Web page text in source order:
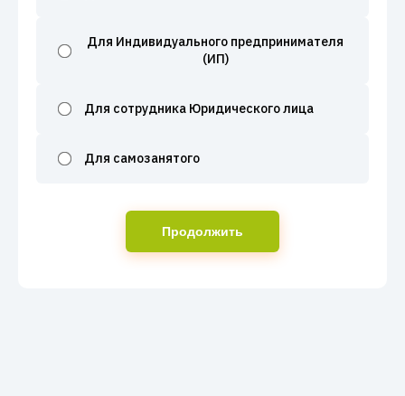
Для Индивидуального предпринимателя
(ИП)
Для сотрудника Юридического лица
Для самозанятого
Продолжить